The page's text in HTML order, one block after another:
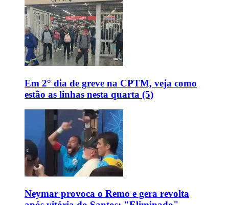
Em 2° dia de greve na CPTM, veja como
estão as linhas nesta quarta (5)
Neymar provoca o Remo e gera revolta